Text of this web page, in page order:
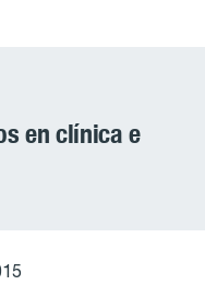
en clínica e